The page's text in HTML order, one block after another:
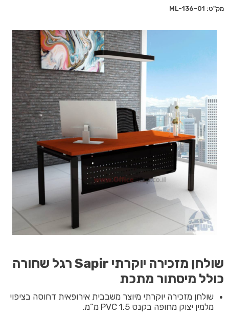
מק"ט: 136-01-ML
שולחן מזכירה יוקרתי Sapir רגל שחורה
כולל מיסתור מתכת
שולחן מזכירה יוקרתי מיוצר משבבית אירופאית דחוסה בציפוי
מלמין יצוק מחופה בקנט PVC 1.5 מ”מ.